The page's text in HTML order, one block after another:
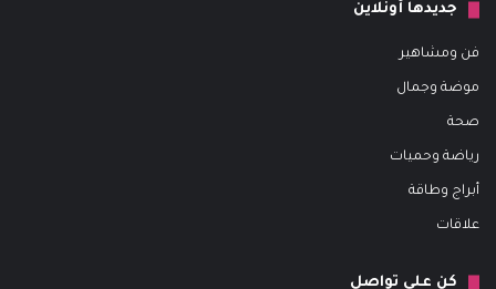
جديدها أونلاين
فن ومشاهير
موضة وجمال
صحة
رياضة وحميات
أبراج وطاقة
علاقات
كن على تواصل